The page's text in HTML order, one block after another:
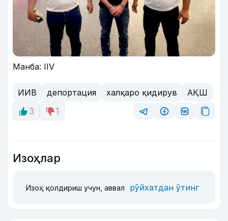
Манба: IIV
ИИВ депортация халқаро қидирув
АҚШ
3
1
Изоҳлар
Изоҳ қолдириш учун, аввал рўйхатдан ўтинг